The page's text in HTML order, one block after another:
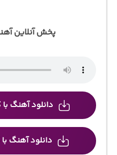
پخش آنلاین
دانلود آهنگ با
دانلود آهنگ با